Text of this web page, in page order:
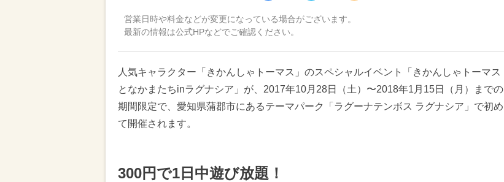
営業日時や料金などが変更になっている場合がございます。
最新の情報は公式HPなどでご確認ください。
人気キャラクター「きかんしゃトーマス」のスペシャルイベント「きかんしゃトーマス
となかまたちinラグナシア」が、2017年10月28日（土）〜2018年1月15日（月）までの
期間限定で、愛知県蒲郡市にあるテーマパーク「ラグーナテンボス ラグナシア」で初め
て開催されます。
300円で1日中遊び放題！